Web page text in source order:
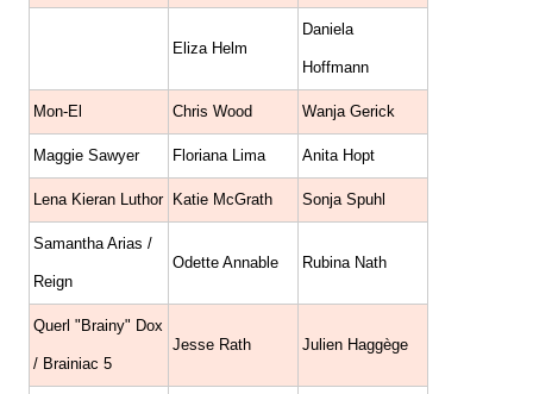
Eliza Helm
Daniela
Hoffmann
Mon-El Chris Wood Wanja Gerick
Maggie Sawyer Floriana Lima Anita Hopt
Lena Kieran Luthor Katie McGrath Sonja Spuhl
Samantha Arias /
Reign
Odette Annable Rubina Nath
Querl "Brainy" Dox
/ Brainiac 5
Jesse Rath Julien Haggège